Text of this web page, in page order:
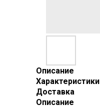
Описание
Характеристики
Доставка
Описание